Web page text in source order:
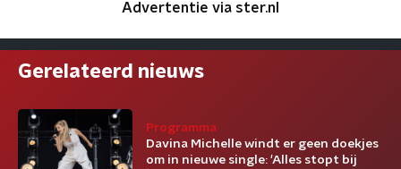
Advertentie via ster.nl
Gerelateerd nieuws
Programma
Davina Michelle windt er geen doekjes
om in nieuwe single: 'Alles stopt bij